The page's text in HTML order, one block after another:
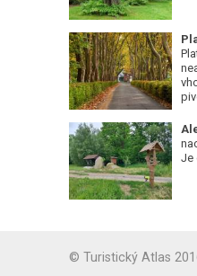
Je
© Turistický Atlas